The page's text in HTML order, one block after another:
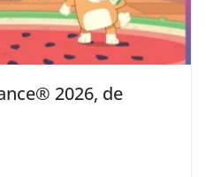
2026, de